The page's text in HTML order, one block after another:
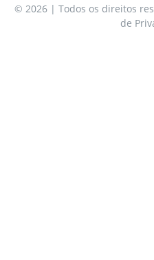
© 2026 | Todos os direitos
de